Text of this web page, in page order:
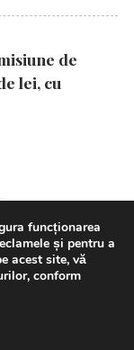
de
lei, cu
funcționarea
și pentru a
acest site, vă
conform